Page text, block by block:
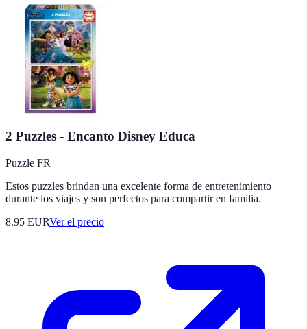
2 Puzzles - Encanto Disney Educa
Puzzle FR
Estos puzzles brindan una excelente forma de entretenimiento
durante los viajes y son perfectos para compartir en familia.
8.95 EURVer el precio